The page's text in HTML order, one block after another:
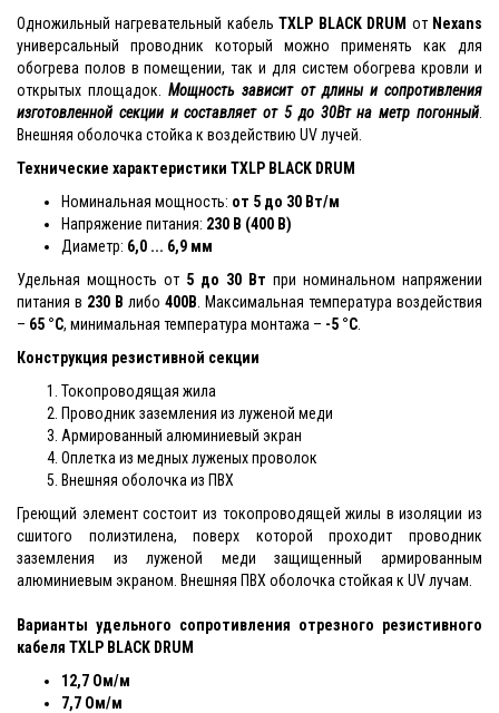
Одножильный нагревательный кабельTXLP BLACK DRUM от Nexans
универсальный проводник который можно применять как для
обогрева полов в помещении, так и для систем обогрева кровли и
открытых площадок.Мощность зависит от длины и сопротивления
изготовленной секции и составляет от 5 до 30Вт на метр погонный
Внешняя оболочка стойка к воздействию UV лучей.
Технические характеристики TXLP BLACK DRUM
Номинальная мощность: от 5 до 30 Вт/м
Напряжение питания: 230 В (400 В)
Диаметр: 6,0 ... 6,9 мм
Удельная мощность от 5 до 30 Вт при номинальном напряжении
питания в 230 В либо 400В . Максимальная температура воздействия
– 65 °С, минимальная температура монтажа – -5 °С
Конструкция резистивной секции
Токопроводящая жила
Проводник заземления из луженой меди
Армированный алюминиевый экран
Оплетка из медных луженых проволок
Внешняя оболочка из ПВХ
Греющий элемент состоит из токопроводящей жилы в изоляции из
сшитого полиэтилена, поверх которой проходит проводник
заземления из луженой меди защищенный армированным
алюминиевым экраном. Внешняя ПВХ оболочка стойкая к UV лучам.
Варианты удельного сопротивления отрезного резистивного
кабеля TXLP BLACK DRUM
12,7 Ом/м
7,7 Ом/м